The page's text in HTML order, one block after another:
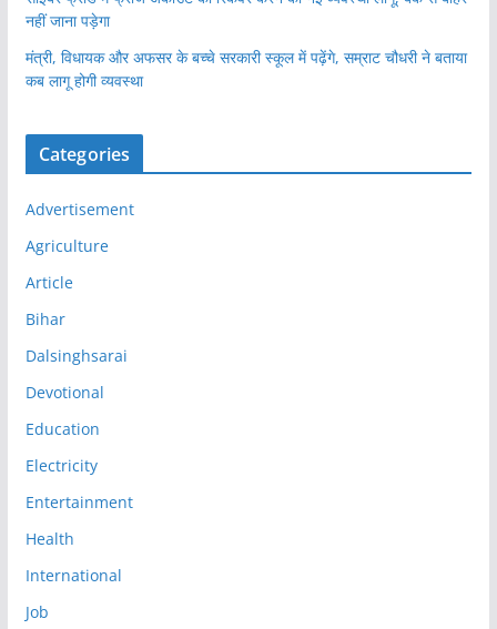
नहीं जाना पड़ेगा
मंत्री, विधायक और अफसर के बच्चे सरकारी स्कूल में पढ़ेंगे, सम्राट चौधरी ने बताया
कब लागू होगी व्यवस्था
Categories
Advertisement
Agriculture
Article
Bihar
Dalsinghsarai
Devotional
Education
Electricity
Entertainment
Health
International
Job